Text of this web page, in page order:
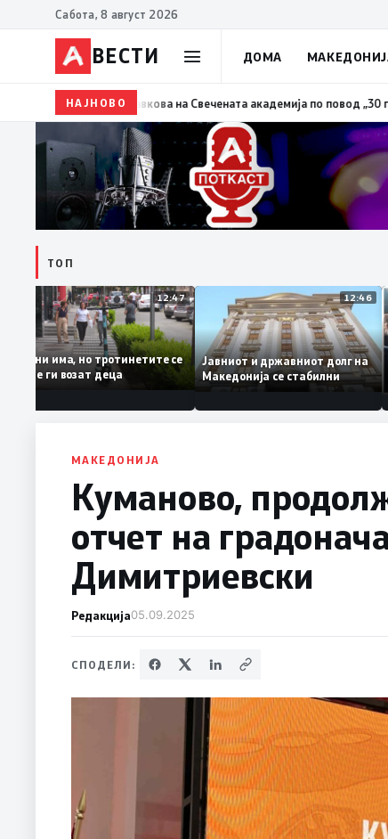
Сабота, 8 август 2026
ВЕСТИ ДОМА
НАЈНОВО
Сиљановска Давкова на Свечената академија по повод „30 години
ТОП
12:47
Казни има, но тротинетите се
уште ги возат деца
Јавниот и државниот долг
Македонија се стабилни
МАКЕДОНИЈА
Куманово,
отчет на
Димитриевски
Редакција05.09.2025
СПОДЕЛИ: